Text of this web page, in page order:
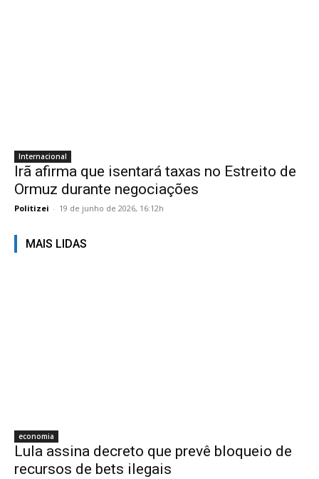
Internacional
Irã afirma que isentará taxas no Estreito de
Ormuz durante negociações
Politizei - 19 de junho de 2026, 16:12h
MAIS LIDAS
economia
Lula assina decreto que prevê bloqueio de
recursos de bets ilegais